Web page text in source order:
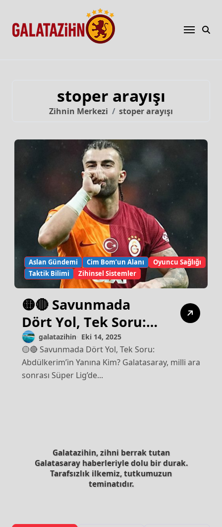
stoper arayışı
Zihnin Merkezi stoper arayışı
Aslan Gündemi Cim Bom’un Alanı
Oyuncu Sağlığı
Taktik Bilimi
Zihinsel Sistemler
🟡🔴 Savunmada
Dört Yol, Tek Soru:
Abdülkerim’in
Yanına Kim?
galatazihin Eki 14, 2025
🟡🔴 Savunmada Dört Yol, Tek Soru:
Abdülkerim’in Yanına Kim? Galatasaray, milli ara
sonrası Süper Lig’de...
Galatazihin, zihni berrak tutan
Galatasaray haberleriyle dolu bir durak.
Tarafsızlık ilkemiz, tutkumuzun
teminatıdır.